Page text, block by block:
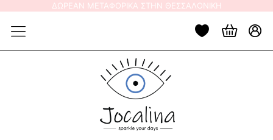
content
ΔΩΡΕΑΝ ΜΕΤΑΦΟΡΙΚΑ ΣΤΗΝ ΘΕΣΣΑΛΟΝΙΚΗ